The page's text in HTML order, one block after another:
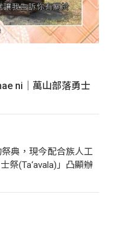
ni｜萬山部落勇士
典，現今配合族人工
祭(Ta‘avala)」凸顯辦